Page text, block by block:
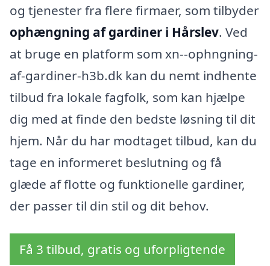
og tjenester fra flere firmaer, som tilbyder
ophængning af gardiner i Hårslev. Ved
at bruge en platform som xn--ophngning-
af-gardiner-h3b.dk kan du nemt indhente
tilbud fra lokale fagfolk, som kan hjælpe
dig med at finde den bedste løsning til dit
hjem. Når du har modtaget tilbud, kan du
tage en informeret beslutning og få
glæde af flotte og funktionelle gardiner,
der passer til din stil og dit behov.
Få 3 tilbud, gratis og uforpligtende